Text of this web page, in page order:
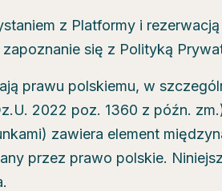
z Platformy i
się z Polityką
prawu polskiemu, w
2022 poz. 1360 z późn.
zawiera element
przez prawo polskie.